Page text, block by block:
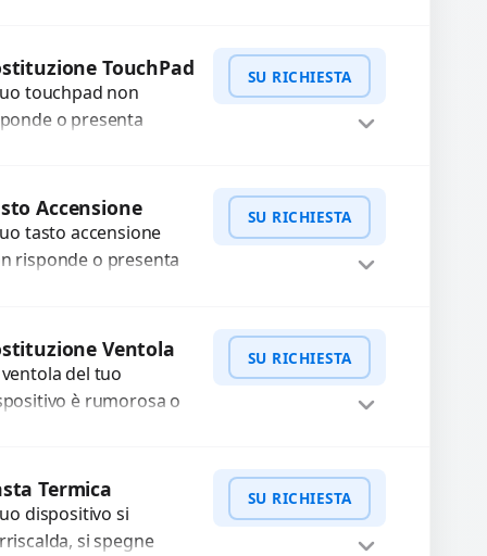
con interventi
e componenti...
WhatsApp
TouchPad
touchpad non
o presenta
professionale
ricambi di alta
garantiti...
SU RICHIESTA
WhatsApp
Accensione
tasto accensione
risponde o presenta
o sostituzione
componenti
SU RICHIESTA
WhatsApp
Ventola
ventola del tuo
è rumorosa o
con
di alta qualità
SU RICHIESTA
WhatsApp
Termica
dispositivo si
si spegne
SU RICHIESTA